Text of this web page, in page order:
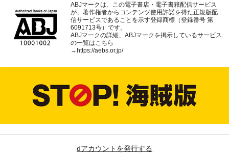
ABJマークは、この電子書店・電子書籍配信サービス
が、著作権者からコンテンツ使用許諾を得た正規版配
信サービスであることを示す登録商標（登録番号 第
6091713号）です。
ABJマークの詳細、ABJマークを掲示しているサービス
の一覧はこちら
→https://aebs.or.jp/
dアカウントを発行する